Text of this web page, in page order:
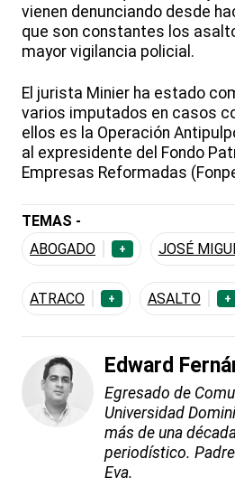
vienen denunciando desde
que son constantes los
mayor vigilancia policial.
El jurista Minier ha estado
varios imputados en casos
ellos es la Operación
al expresidente del Fondo
Empresas Reformadas
TEMAS -
ABOGADO
+ JOSÉ
ATRACO + ASALTO +
Edward
Egresado de
Universidad
más de una
periodístico.
Eva.